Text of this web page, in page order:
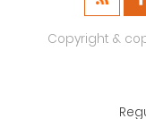
Copyright &